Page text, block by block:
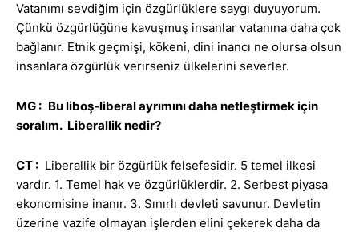
Vatanımı sevdiğim için özgürlüklere saygı duyuyorum.
Çünkü özgürlüğüne kavuşmuş insanlar vatanına daha çok
bağlanır. Etnik geçmişi, kökeni, dini inancı ne olursa olsun
insanlara özgürlük verirseniz ülkelerini severler.
MG : Bu liboş-liberal ayrımını daha netleştirmek için
soralım. Liberallik nedir?
CT : Liberallik bir özgürlük felsefesidir. 5 temel ilkesi
vardır. 1. Temel hak ve özgürlüklerdir. 2. Serbest piyasa
ekonomisine inanır. 3. Sınırlı devleti savunur. Devletin
üzerine vazife olmayan işlerden elini çekerek daha da